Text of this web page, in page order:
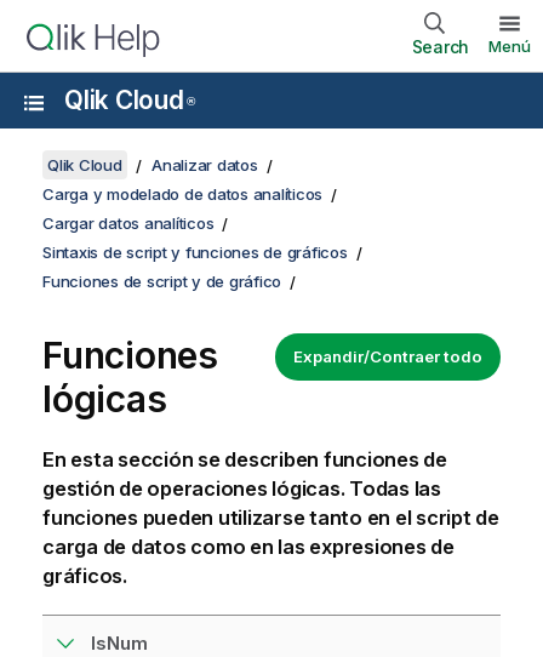
Search Menú
Qlik Cloud ®
Qlik Cloud
Analizar datos
Carga y modelado de datos analíticos
Cargar datos analíticos
Sintaxis de script y funciones de gráficos
Funciones de script y de gráfico
Expandir/Contraer todo
Funciones
lógicas
En esta sección se describen funciones de
gestión de operaciones lógicas. Todas las
funciones pueden utilizarse tanto en el script de
carga de datos como en las expresiones de
gráficos.
IsNum